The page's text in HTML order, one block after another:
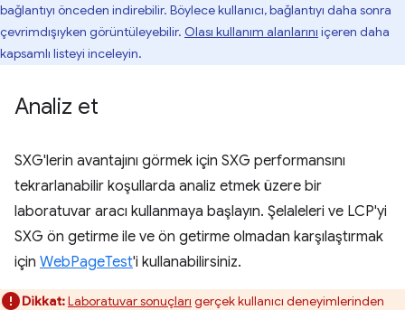
bağlantıyı önceden indirebilir. Böylece kullanıcı, bağlantıyı daha sonra
çevrimdışıyken görüntüleyebilir. Olası kullanım alanlarını içeren daha
kapsamlı listeyi inceleyin.
Analiz et
SXG'lerin avantajını görmek için SXG performansını
tekrarlanabilir koşullarda analiz etmek üzere bir
laboratuvar aracı kullanmaya başlayın. Şelaleleri ve LCP'yi
SXG ön getirme ile ve ön getirme olmadan karşılaştırmak
için WebPageTest'i kullanabilirsiniz.
Dikkat:Laboratuvar sonuçları gerçek kullanıcı deneyimlerinden